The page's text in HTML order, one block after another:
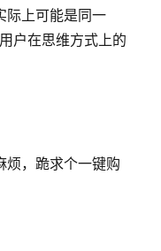
际上可能是同一
户在思维方式上的
烦，跪求个一键购